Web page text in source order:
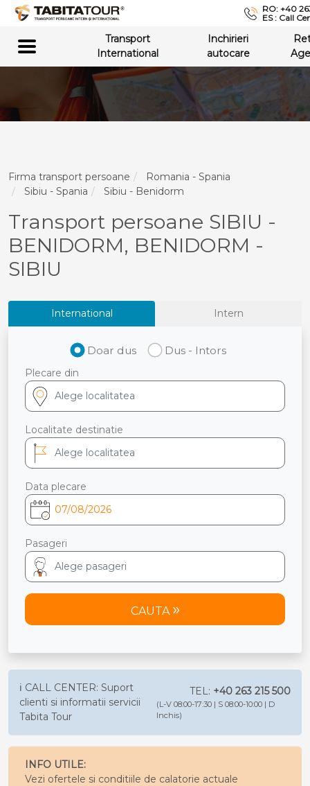
RO: +40
ES : Call
Transport
International
Inchirieri
autocare
Firma transport persoane
Romania - Spania
Sibiu - Spania
Sibiu - Benidorm
Transport persoane SIBIU -
BENIDORM, BENIDORM -
SIBIU
International Intern
Doar dus Dus - Intors
Plecare din
Localitate destinatie
Data plecare
Pasageri
CAUTA
ℹ️ CALL CENTER: Suport
clienti si informatii servicii
Tabita Tour
TEL: +40 263 215 500
(L-V 08:00-17:30 | S 08:00-10:00 | D
Inchis)
INFO UTILE:
Vezi ofertele si conditiile de calatorie actuale